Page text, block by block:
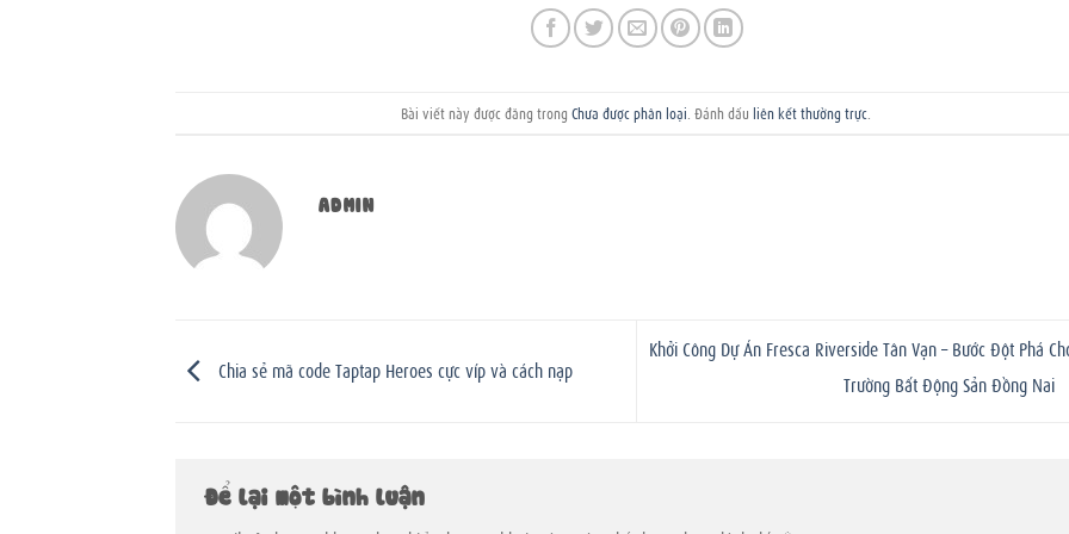
Bài viết này được đăng trongChưa được phân loại . Đánh dấuliên kết thường trực
ADMIN
Chia sẻ mã code Taptap Heroes cực víp và cách nạp
Khởi Công Dự Án Fresca Riverside Tân Vạn – Bước Đột Phá
Trường Bất Động Sản Đồng Nai
Để lại một bình luận